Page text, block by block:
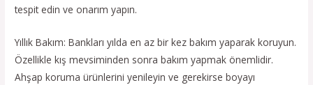
tespit edin ve onarım yapın.
Yıllık Bakım: Bankları yılda en az bir kez bakım yaparak koruyun.
Özellikle kış mevsiminden sonra bakım yapmak önemlidir.
Ahşap koruma ürünlerini yenileyin ve gerekirse boyayı